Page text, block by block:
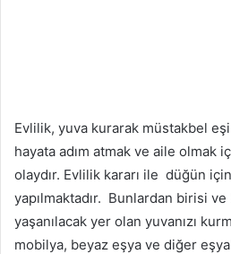
Evlilik, yuva kurarak müstakbel
hayata adım atmak ve aile olmak
olaydır. Evlilik kararı ile düğün
yapılmaktadır. Bunlardan birisi
yaşanılacak yer olan yuvanızı
mobilya, beyaz eşya ve diğer